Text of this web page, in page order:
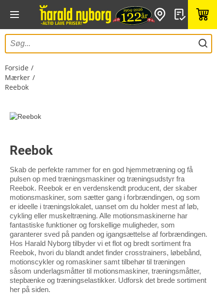
Forside
Mærker
Reebok
Reebok
Skab de perfekte rammer for en god hjemmetræning og få
pulsen op med træningsmaskiner og træningsudstyr fra
Reebok. Reebok er en verdenskendt producent, der skaber
motionsmaskiner, som sætter gang i forbrændingen, og som
er ideelle i træningslokalet, uanset om du holder mest af løb,
cykling eller muskeltræning. Alle motionsmaskinerne har
fantastiske funktioner og forskellige muligheder, som
garanterer sved på panden og igangsættelse af forbrændingen.
Hos Harald Nyborg tilbyder vi et flot og bredt sortiment fra
Reebok, hvori du blandt andet finder crosstrainers, løbebånd,
motionscykler og romaskiner samt tilbehør til træningen
såsom underlagsmåtter til motionsmaskiner, træningsmåtter,
stepbænke og træningselastikker. Udforsk det brede sortiment
her på siden.